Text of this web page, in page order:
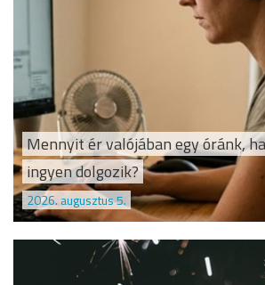
Mennyit ér valójában egy óránk,
ingyen dolgozik?
2026. augusztus 5.